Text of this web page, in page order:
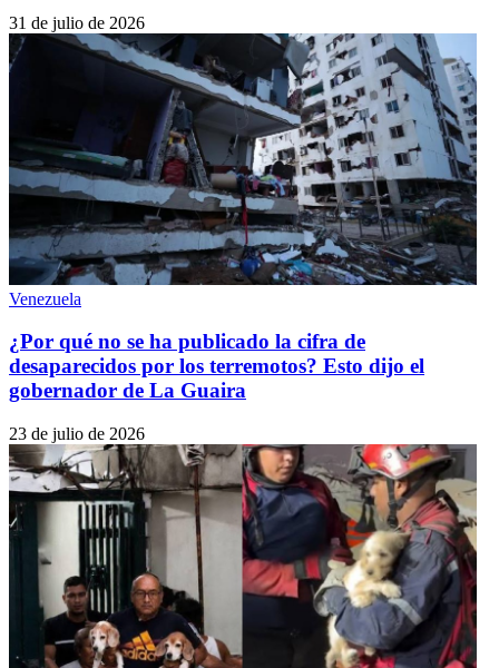
31 de julio de 2026
Venezuela
¿Por qué no se ha publicado la cifra de
desaparecidos por los terremotos? Esto dijo el
gobernador de La Guaira
23 de julio de 2026